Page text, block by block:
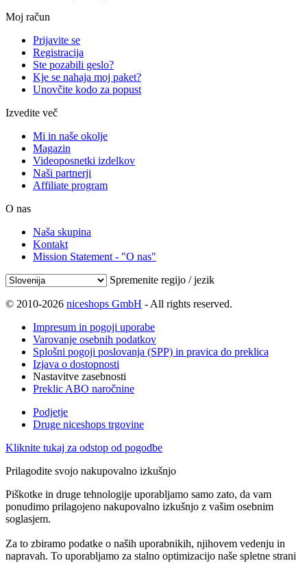
Moj račun
Prijavite se
Registracija
Ste pozabili geslo?
Kje se nahaja moj paket?
Unovčite kodo za popust
Izvedite več
Mi in naše okolje
Magazin
Videoposnetki izdelkov
Naši partnerji
Affiliate program
O nas
Naša skupina
Kontakt
Mission Statement - "O nas"
Spremenite regijo / jezik
© 2010-2026 niceshops GmbH - All rights reserved.
Impresum in pogoji uporabe
Varovanje osebnih podatkov
Splošni pogoji poslovanja (SPP) in pravica do preklica
Izjava o dostopnosti
Nastavitve zasebnosti
Preklic ABO naročnine
Podjetje
Druge niceshops trgovine
Kliknite tukaj za odstop od pogodbe
Prilagodite svojo nakupovalno izkušnjo
Piškotke in druge tehnologije uporabljamo samo zato, da vam
ponudimo prilagojeno nakupovalno izkušnjo z vašim osebnim
soglasjem.
Za to zbiramo podatke o naših uporabnikih, njihovem vedenju in
napravah. To uporabljamo za stalno optimizacijo naše spletne strani